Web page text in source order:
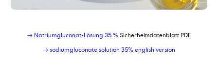
→ Natriumgluconat-Lösung 35 %Sicherheitsdatenblatt PDF
→ sodiumgluconate solution 35% english version